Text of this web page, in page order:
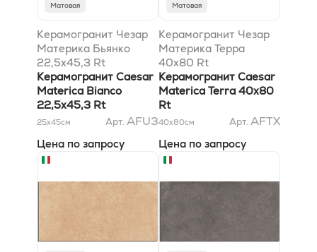
Матовая
Керамогранит Чезар
Материка Бьянко
22,5x45,3 Rt
Керамогранит Caesar
Materica Bianco
22,5x45,3 Rt
25x45см Арт. AFU3
Цена по запросу
Матовая
Керамогранит Чезар
Материка Терра
40x80 Rt
Керамогранит Caesar
Materica Terra 40x80
Rt
40x80см Арт. AFTX
Цена по запросу